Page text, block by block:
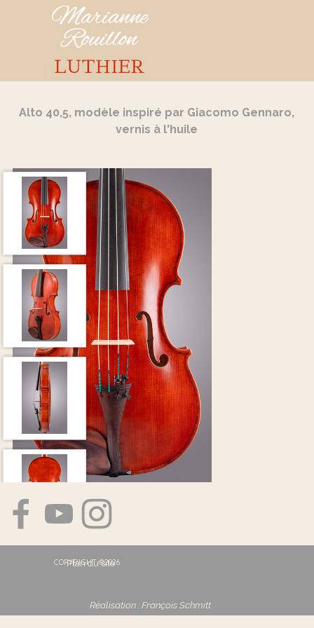
Aller au contenu
Sauter le menu
Alto 40,5, modèle inspiré par Giacomo Gennaro,
vernis à l'huile
Plan du site
Réalisation : François Schmitt
COPYRIGHT ©2026